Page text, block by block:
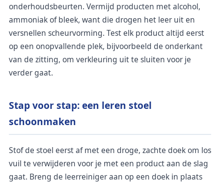
onderhoudsbeurten. Vermijd producten met alcohol,
ammoniak of bleek, want die drogen het leer uit en
versnellen scheurvorming. Test elk product altijd eerst
op een onopvallende plek, bijvoorbeeld de onderkant
van de zitting, om verkleuring uit te sluiten voor je
verder gaat.
Stap voor stap: een leren stoel
schoonmaken
Stof de stoel eerst af met een droge, zachte doek om los
vuil te verwijderen voor je met een product aan de slag
gaat. Breng de leerreiniger aan op een doek in plaats